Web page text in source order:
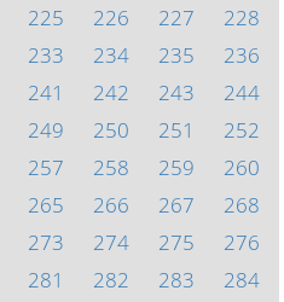
225 226 227
228
233 234 235
236
241 242 243
244
249 250 251
252
257 258 259
260
265 266 267
268
273 274 275
276
281 282 283
284